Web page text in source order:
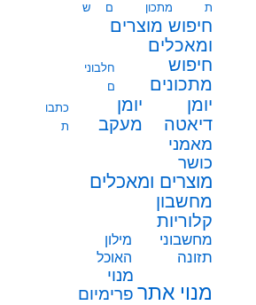
ת
מתכון
ם
ש
חיפוש מוצרים
ומאכלים
חיפוש
מתכונים
חלבוני
ם
יומן
דיאטה
יומן
מעקב
כתבו
ת
מאמני
כושר
מוצרים ומאכלים
מחשבון
קלוריות
מחשבוני
תזונה
מילון
האוכל
מנוי אתר
מנוי
פרימיום